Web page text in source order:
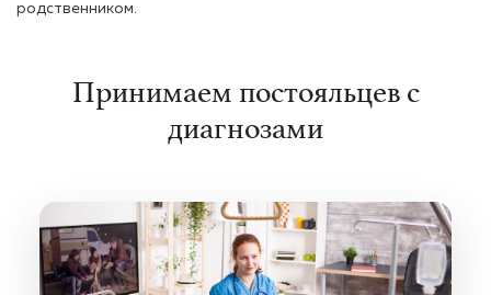
родственником.
Принимаем постояльцев с
диагнозами